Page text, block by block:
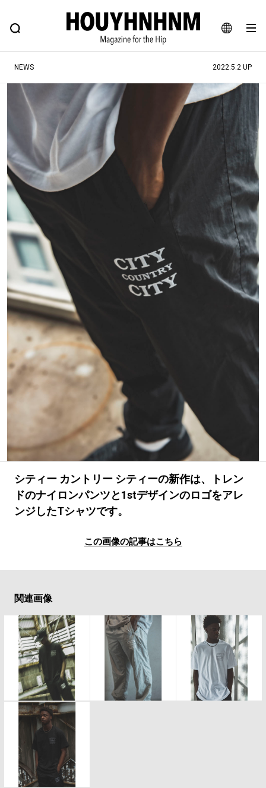
JA
EN
FEATURE BLOG SNAP
ヒップなファッション、カルチャー、ライフスタイルWEBマガジン
#注目のタグ
#SHOPPING ADDICT #憧れの逸品
#ESSENTIAL DESIGNS #古着サミット
#NEW VINTAGE #マイナーグッド図鑑
#路地裏てぃーん。 #MONTHLY JOURNAL
#フイナムのYouTube
#Commune H
#ととけん #MUSIC
#LIFESTYLE #SNEAKER #OUTDOOR
#SPORTS #HANDSOME HANDBOOK
NEWS 2022.5.2 UP
シティー カントリー シティーの新作は、トレン
ドのナイロンパンツと1stデザインのロゴをアレ
ンジしたTシャツです。
この画像の記事はこちら
関連画像